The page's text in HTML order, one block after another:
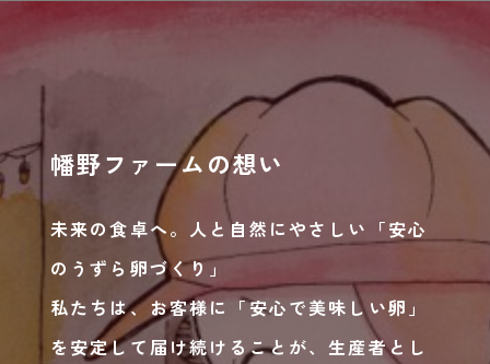
幡野ファームの想い
未来の食卓へ。人と自然にやさしい「安心
のうずら卵づくり」
私たちは、お客様に「安心で美味しい卵」
を安定して届け続けることが、生産者とし